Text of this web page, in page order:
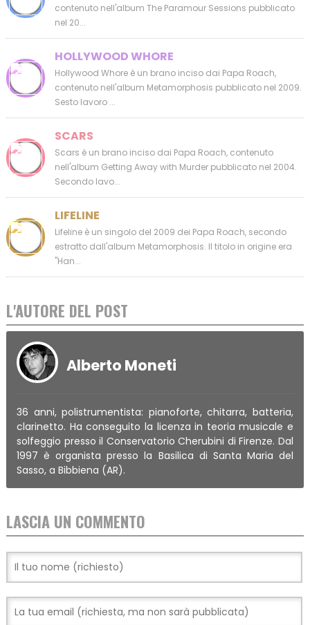
contenuto nell'album The Paramour Sessions pubblicato
nel 20...
HOLLYWOOD WHORE
Hollywood Whore è un brano inciso dai Papa Roach,
contenuto nell'album Metamorphosis pubblicato nel 2009.
Sesto lavoro ...
SCARS
Scars è un brano inciso dai Papa Roach, contenuto
nell'album Getting Away with Murder pubblicato nel 2004.
Secondo lavo...
LIFELINE
Lifeline è un singolo del 2009 dei Papa Roach, secondo
estratto dall'album Metamorphosis. Il titolo in origine era
"Han...
L'AUTORE DEL POST
Alberto Moneti
36 anni, polistrumentista: pianoforte, chitarra, batteria,
clarinetto. Ha conseguito la licenza in teoria musicale e
solfeggio presso il Conservatorio Cherubini di Firenze. Dal
1997 è organista presso la Basilica di Santa Maria del
Sasso, a Bibbiena (AR).
LASCIA UN COMMENTO